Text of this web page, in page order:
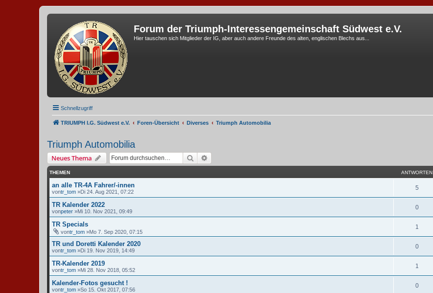
Forum der Triumph-Interessengemeinschaft Südwest e.V.
Hier tauschen sich Mitglieder der IG, aber auch andere Freunde des alten, englischen Blechs aus...
Schnellzugriff
TRIUMPH I.G. Südwest e.V. Foren-Übersicht Diverses Triumph Automobilia
Triumph Automobilia
Neues Thema Suche
THEMEN ANTWORTEN
an alle TR-4A Fahrer/-innen
vontr_tom »Di 24. Aug 2021, 07:22
5
TR Kalender 2022
vonpeter »Mi 10. Nov 2021, 09:49
0
TR Specials
vontr_tom »Mo 7. Sep 2020, 07:15
1
TR und Doretti Kalender 2020
vontr_tom »Di 19. Nov 2019, 14:49
0
TR-Kalender 2019
vontr_tom »Mi 28. Nov 2018, 05:52
1
Kalender-Fotos gesucht !
vontr_tom »So 15. Okt 2017, 07:56
0